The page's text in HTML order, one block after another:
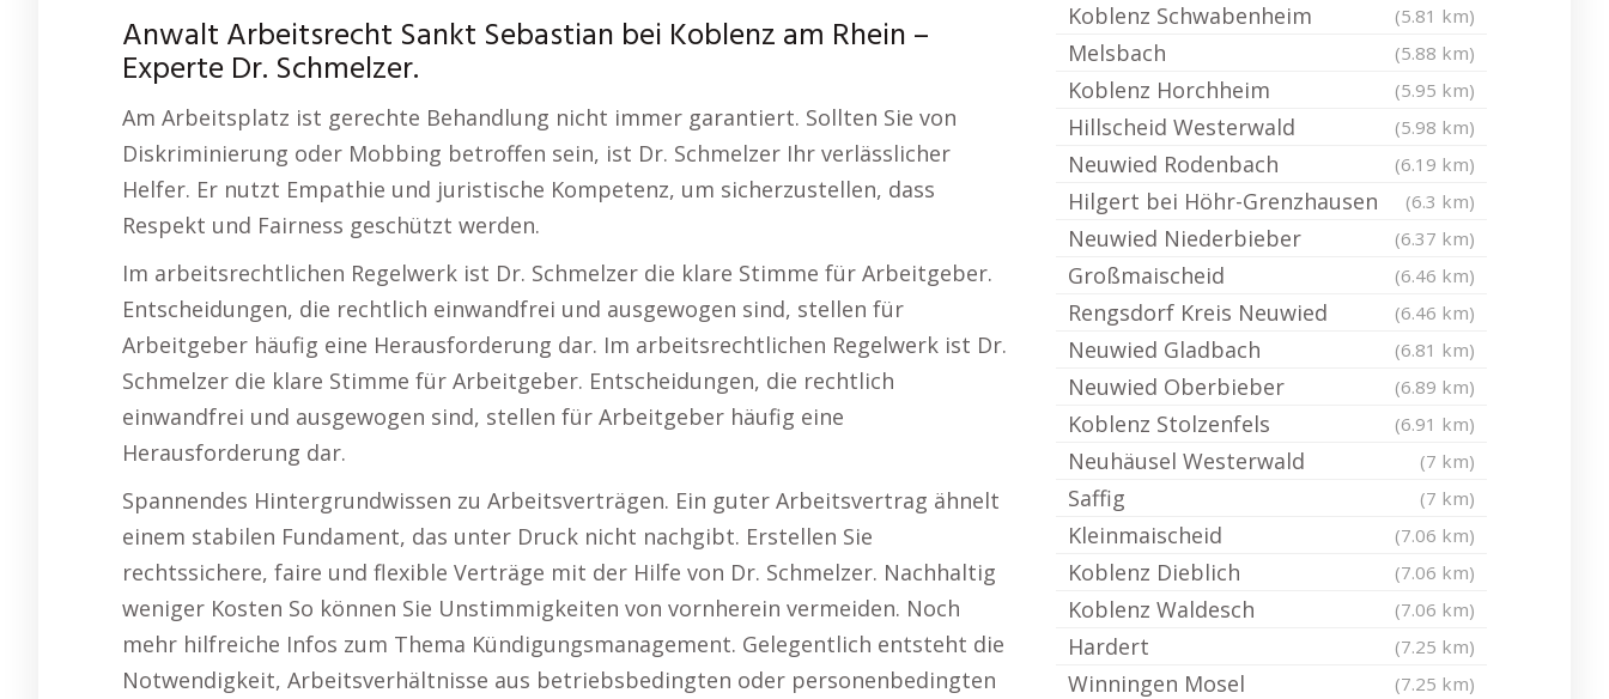
Anwalt Arbeitsrecht Sankt Sebastian bei Koblenz am Rhein –
Experte Dr. Schmelzer.
Am Arbeitsplatz ist gerechte Behandlung nicht immer garantiert. Sollten Sie von
Diskriminierung oder Mobbing betroffen sein, ist Dr. Schmelzer Ihr verlässlicher
Helfer. Er nutzt Empathie und juristische Kompetenz, um sicherzustellen, dass
Respekt und Fairness geschützt werden.
Im arbeitsrechtlichen Regelwerk ist Dr. Schmelzer die klare Stimme für Arbeitgeber.
Entscheidungen, die rechtlich einwandfrei und ausgewogen sind, stellen für
Arbeitgeber häufig eine Herausforderung dar. Im arbeitsrechtlichen Regelwerk ist Dr.
Schmelzer die klare Stimme für Arbeitgeber. Entscheidungen, die rechtlich
einwandfrei und ausgewogen sind, stellen für Arbeitgeber häufig eine
Herausforderung dar.
Spannendes Hintergrundwissen zu Arbeitsverträgen. Ein guter Arbeitsvertrag ähnelt
einem stabilen Fundament, das unter Druck nicht nachgibt. Erstellen Sie
rechtssichere, faire und flexible Verträge mit der Hilfe von Dr. Schmelzer. Nachhaltig
weniger Kosten So können Sie Unstimmigkeiten von vornherein vermeiden. Noch
mehr hilfreiche Infos zum Thema Kündigungsmanagement. Gelegentlich entsteht die
Notwendigkeit, Arbeitsverhältnisse aus betriebsbedingten oder personenbedingten
Koblenz Schwabenheim (5.81 km)
Melsbach (5.88 km)
Koblenz Horchheim (5.95 km)
Hillscheid Westerwald (5.98 km)
Neuwied Rodenbach (6.19 km)
Hilgert bei Höhr-Grenzhausen (6.3 km)
Neuwied Niederbieber (6.37 km)
Großmaischeid (6.46 km)
Rengsdorf Kreis Neuwied (6.46 km)
Neuwied Gladbach (6.81 km)
Neuwied Oberbieber (6.89 km)
Koblenz Stolzenfels (6.91 km)
Neuhäusel Westerwald (7 km)
Saffig (7 km)
Kleinmaischeid (7.06 km)
Koblenz Dieblich (7.06 km)
Koblenz Waldesch (7.06 km)
Hardert (7.25 km)
Winningen Mosel (7.25 km)